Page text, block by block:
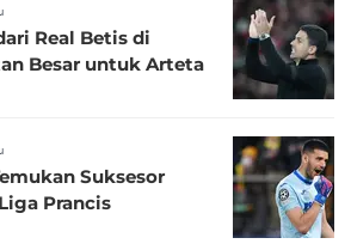
Real Betis di
Besar untuk Arteta
Suksesor
Prancis